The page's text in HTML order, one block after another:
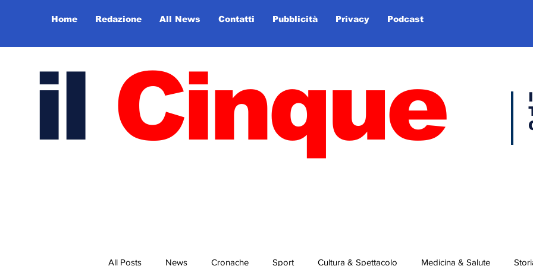
Home Redazione All News Contatti Pubblicità Privacy Podcast
il Cinque
All Posts News Cronache Sport Cultura & Spettacolo Medicina & Salute